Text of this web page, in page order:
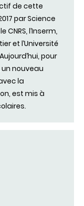
de cette
par Science
CNRS, l’Inserm,
et l’Université
pour
nouveau
la
est mis à